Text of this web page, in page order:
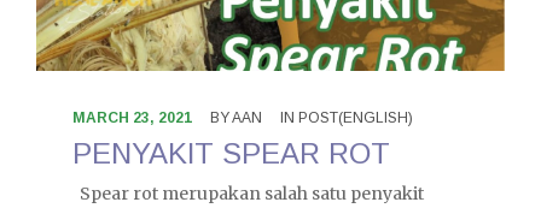
MARCH 23, 2021 BYAAN IN POST(ENGLISH)
PENYAKIT SPEAR ROT
Spear rot merupakan salah satu penyakit